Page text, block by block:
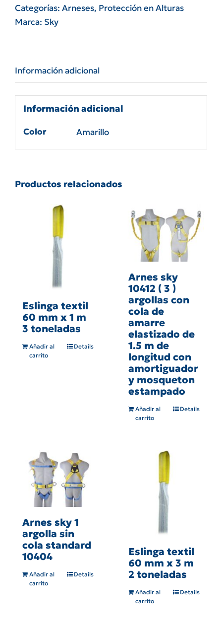
con
cabo
1,5
sky10405e
Categorías: Arneses, Protección en Alturas
Marca: Sky
Información adicional
Información adicional
Color Amarillo
Productos relacionados
Eslinga textil
60 mm x 1 m
3 toneladas
Añadir al
carrito
Details
Arnes sky
10412 ( 3 )
argollas con
cola de
amarre
elastizado de
1.5 m de
longitud con
amortiguador
y mosqueton
estampado
Añadir al
carrito
Details
Arnes sky 1
argolla sin
cola standard
10404
Añadir al
carrito
Details
Eslinga textil
60 mm x 3 m
2 toneladas
Añadir al
carrito
Details